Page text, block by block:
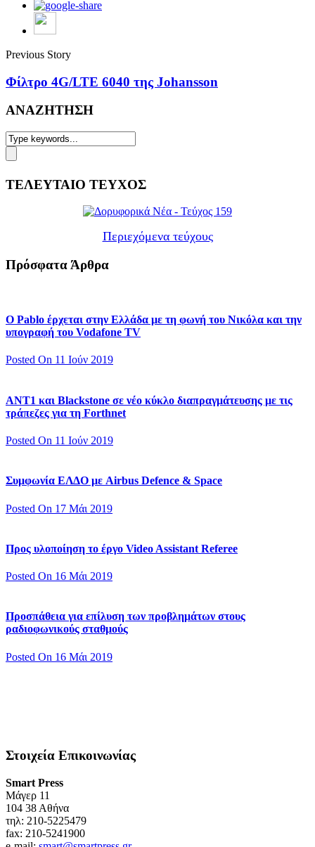
Previous Story
Φίλτρo 4G/LTE 6040 της Johansson
ΑΝΑΖΗΤΗΣΗ
ΤΕΛΕΥΤΑΙΟ ΤΕΥΧΟΣ
Περιεχόμενα τεύχους
Πρόσφατα Άρθρα
Ο Pablo έρχεται στην Ελλάδα με τη φωνή του Νικόλα και την
υπογραφή του Vodafone TV
Posted On 11 Ιούν 2019
ΑΝΤ1 και Blackstone σε νέο κύκλο διαπραγμάτευσης με τις
τράπεζες για τη Forthnet
Posted On 11 Ιούν 2019
Συμφωνία ΕΛΔΟ με Airbus Defence & Space
Posted On 17 Μάι 2019
Προς υλοποίηση το έργο Video Assistant Referee
Posted On 16 Μάι 2019
Προσπάθεια για επίλυση των προβλημάτων στους
ραδιοφωνικούς σταθμούς
Posted On 16 Μάι 2019
Στοιχεία Επικοινωνίας
Smart Press
Mάγερ 11
104 38 Αθήνα
τηλ: 210-5225479
fax: 210-5241900